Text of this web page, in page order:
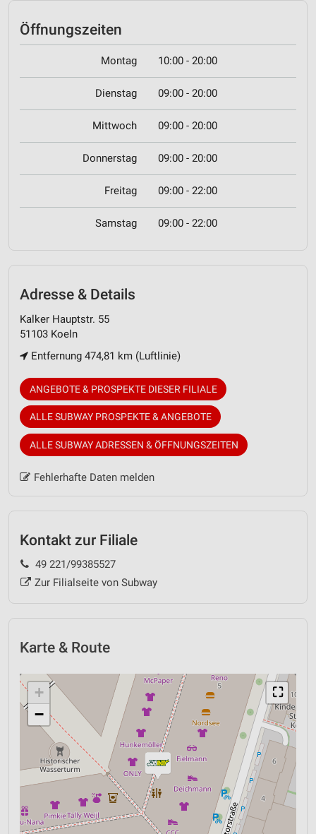
Öffnungszeiten
Montag 10:00 - 20:00
Dienstag 09:00 - 20:00
Mittwoch 09:00 - 20:00
Donnerstag 09:00 - 20:00
Freitag 09:00 - 22:00
Samstag 09:00 - 22:00
Adresse & Details
Kalker Hauptstr. 55
51103 Koeln
Entfernung 474,81 km (Luftlinie)
ANGEBOTE & PROSPEKTE DIESER FILIALE
ALLE SUBWAY PROSPEKTE & ANGEBOTE
ALLE SUBWAY ADRESSEN & ÖFFNUNGSZEITEN
Fehlerhafte Daten melden
Kontakt zur Filiale
49 221/99385527
Zur Filialseite von Subway
Karte & Route
⛶
+
−